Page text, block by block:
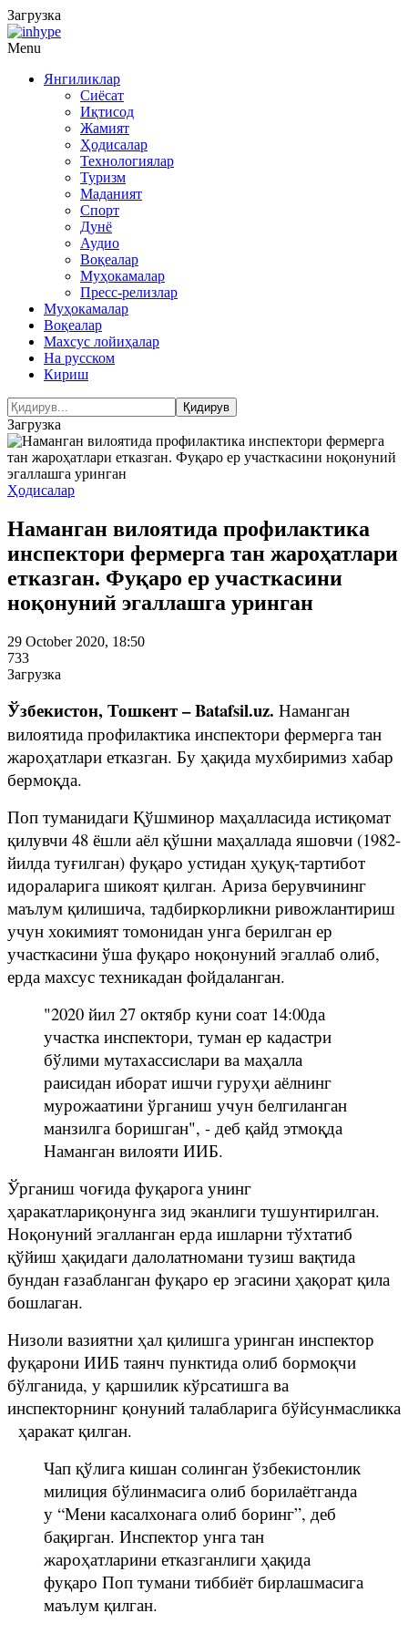
Загрузка
Menu
Янгиликлар
Сиёсат
Иқтисод
Жамият
Ҳодисалар
Технологиялар
Туризм
Маданият
Спорт
Дунё
Аудио
Воқеалар
Муҳокамалар
Пресс-релизлар
Муҳокамалар
Воқеалар
Махсус лойиҳалар
На русском
Кириш
Загрузка
Ҳодисалар
Наманган вилоятида профилактика
инспектори фермерга тан жароҳатлари
етказган. Фуқаро ер участкасини
ноқонуний эгаллашга уринган
29 October 2020, 18:50
733
Загрузка
Ўзбекистон, Тошкент – Batafsil.uz. Наманган
вилоятида профилактика инспектори фермерга тан
жароҳатлари етказган. Бу ҳақида мухбиримиз хабар
бермоқда.
Поп туманидаги Қўшминор маҳалласида истиқомат
қилувчи 48 ёшли аёл қўшни маҳаллада яшовчи (1982-
йилда туғилган) фуқаро устидан ҳуқуқ-тартибот
идораларига шикоят қилган. Ариза берувчининг
маълум қилишича, тадбиркорликни ривожлантириш
учун хокимият томонидан унга берилган ер
участкасини ўша фуқаро ноқонуний эгаллаб олиб,
ерда махсус техникадан фойдаланган.
"2020 йил 27 октябр куни соат 14:00да
участка инспектори, туман ер кадастри
бўлими мутахассислари ва маҳалла
раисидан иборат ишчи гуруҳи аёлнинг
мурожаатини ўрганиш учун белгиланган
манзилга боришган", - деб қайд этмоқда
Наманган вилояти ИИБ.
Ўрганиш чоғида фуқарога унинг
ҳаракатлариқонунга зид эканлиги тушунтирилган.
Ноқонуний эгалланган ерда ишларни тўхтатиб
қўйиш ҳақидаги далолатномани тузиш вақтида
бундан ғазабланган фуқаро ер эгасини ҳақорат қила
бошлаган.
Низоли вазиятни ҳал қилишга уринган инспектор
фуқарони ИИБ таянч пунктида олиб бормоқчи
бўлганида, у қаршилик кўрсатишга ва
инспекторнинг қонуний талабларига бўйсунмасликка
ҳаракат қилган.
Чап қўлига кишан солинган ўзбекистонлик
милиция бўлинмасига олиб борилаётганда
у “Мени касалхонага олиб боринг”, деб
бақирган. Инспектор унга тан
жароҳатларини етказганлиги ҳақида
фуқаро Поп тумани тиббиёт бирлашмасига
маълум қилган.